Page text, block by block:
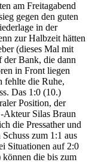
am Freitagabend
gegen den guten
in der
zur Halbzeit hätten
(dieses Mal mit
der Bank, die dann
in Front liegen
fehlte die Ruhe,
Das 1:0 (10.)
Position, der
Akteur Silas Braun
die Pressather und
zum 1:1 aus
Situationen auf 2:0
die bis zum